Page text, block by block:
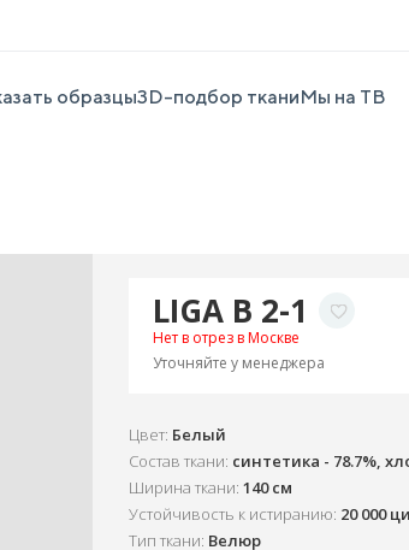
образцы3D-подбор тканиМы на ТВ
LIGA B 2-1
Нет в отрез в Москве
Уточняйте у менеджера
Цвет: Белый
Состав ткани: синтетика - 78.7%,
Ширина ткани: 140 см
Устойчивость к истиранию: 20 000
Тип ткани: Велюр